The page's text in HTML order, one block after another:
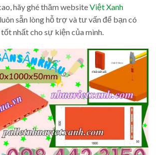
hãy ghé thăm websiteViệt Xanh
sẵn lòng hỗ trợ và tư vấn để bạn có
nhất cho sự kiện của mình.